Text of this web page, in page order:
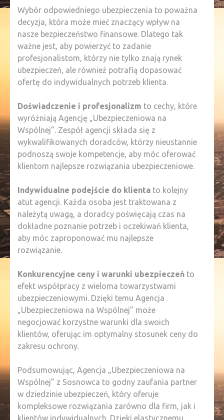
Wybór odpowiedniego ubezpieczenia to poważna
decyzja, która może mieć znaczący wpływ na
nasze bezpieczeństwo finansowe. Dlatego tak
ważne jest, aby powierzyć to zadanie
profesjonalistom, którzy nie tylko znają rynek
ubezpieczeń, ale również potrafią dopasować
ofertę do indywidualnych potrzeb klienta.
Doświadczenie i profesjonalizm to cechy, które
wyróżniają Agencję „Ubezpieczeniowa na
Wspólnej”. Zespół agencji składa się z
wykwalifikowanych doradców, którzy nieustannie
podnoszą swoje kompetencje, aby móc oferować
klientom najlepsze rozwiązania ubezpieczeniowe.
Indywidualne podejście do klienta to kolejny
atut agencji. Każda osoba jest traktowana z
należytą uwagą, a doradcy poświęcają czas na
dokładne poznanie potrzeb i oczekiwań klienta,
aby móc zaproponować mu najlepsze
rozwiązanie.
Konkurencyjne ceny i warunki ubezpieczeń to
efekt współpracy z wieloma towarzystwami
ubezpieczeniowymi. Dzięki temu Agencja
„Ubezpieczeniowa na Wspólnej” może
negocjować korzystne warunki dla swoich
klientów, oferując im optymalny stosunek ceny do
zakresu ochrony.
Podsumowując, Agencja „Ubezpieczeniowa na
Wspólnej” z Sosnowca to godny zaufania partner
w dziedzinie ubezpieczeń, który oferuje
kompleksowe rozwiązania zarówno dla firm, jak i
klientów indywidualnych. Dzięki elastycznemu